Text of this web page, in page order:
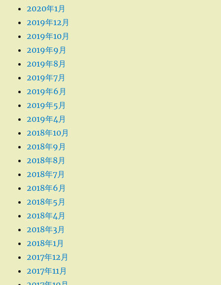
2020年1月
2019年12月
2019年10月
2019年9月
2019年8月
2019年7月
2019年6月
2019年5月
2019年4月
2018年10月
2018年9月
2018年8月
2018年7月
2018年6月
2018年5月
2018年4月
2018年3月
2018年1月
2017年12月
2017年11月